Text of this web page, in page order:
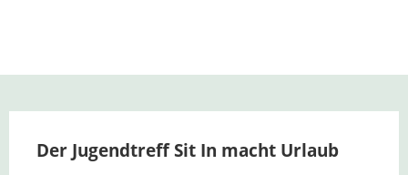
Der Jugendtreff Sit In macht Urlaub